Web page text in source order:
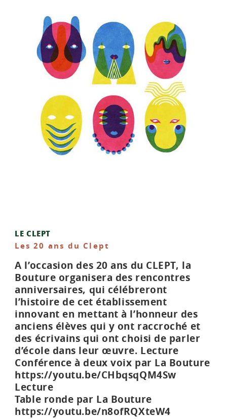
LE CLEPT
Les 20 ans du Clept
A l’occasion des 20 ans du CLEPT, la
Bouture organisera des rencontres
anniversaires, qui célébreront
l’histoire de cet établissement
innovant en mettant à l’honneur des
anciens élèves qui y ont raccroché et
des écrivains qui ont choisi de parler
d’école dans leur œuvre. Lecture
Conférence à deux voix par La Bouture
https://youtu.be/CHbqsqQM4Sw
Lecture
Table ronde par La Bouture
https://youtu.be/n8ofRQXteW4